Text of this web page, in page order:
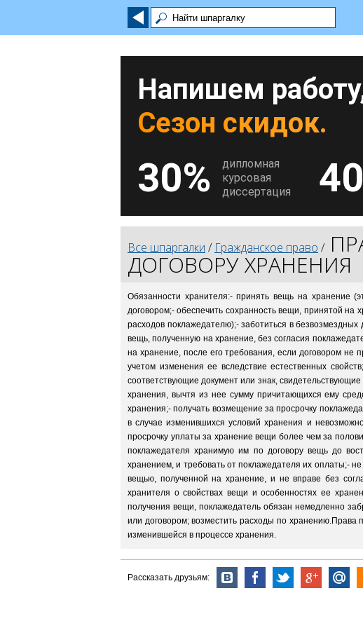
Напишем
Сезон скидок.
30%
дипломная
курсовая
диссертация
Все шпаргалки / Гражданское право /
ДОГОВОРУ ХРАНЕНИЯ
Обязанности хранителя:- принять вещь на хранение
договором;- обеспечить сохранность вещи, принятой
расходов поклажедателю);- заботиться в
вещь, полученную на хранение, без согласия
на хранение, после его требования, если договором не
учетом изменения ее вследствие естественных
соответствующие документ или знак,
хранения, вычтя из нее сумму причитающихся ему
хранения;- получать возмещение за просрочку
в случае изменившихся условий хранения и
просрочку уплаты за хранение вещи более чем за
поклажедателя хранимую им по договору вещь до
хранением, и требовать от поклажедателя их оплаты;-
вещью, полученной на хранение, и не вправе без
хранителя о свойствах вещи и особенностях ее
получения вещи, поклажедатель обязан немедленно
или договором; возместить расходы по хранению.Права
изменившейся в процессе хранения.
Рассказать друзьям: